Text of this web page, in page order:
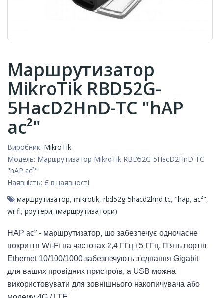
Маршрутизатор
MikroTik RBD52G-
5HacD2HnD-TC "hAP
ac²"
Виробник: MikroTik
Модель: Маршрутизатор MikroTik RBD52G-5HacD2HnD-TC
"hAP ac²"
Наявність: Є в наявності
маршрутизатор, mikrotik, rbd52g-5hacd2hnd-tc, "hap, ac²",
wi-fi, роутери, (маршрутизатори)
HAP ac² - маршрутизатор, що забезпечує одночасне
покриття Wi-Fi на частотах 2,4 ГГц і 5 ГГц. П'ять портів
Ethernet 10/100/1000 забезпечують з'єднання Gigabit
для ваших провідних пристроїв, а USB можна
використовувати для зовнішнього накопичувача або